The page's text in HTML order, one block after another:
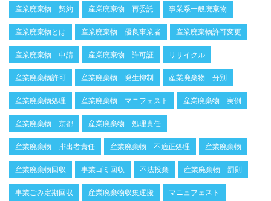
産業廃棄物 契約 産業廃棄物 再委託 事業系一般廃棄物
産業廃棄物とは 産業廃棄物 優良事業者 産業廃棄物許可変更
産業廃棄物 申請 産業廃棄物 許可証 リサイクル
産業廃棄物許可 産業廃棄物 発生抑制 産業廃棄物 分別
産業廃棄物処理 産業廃棄物 マニフェスト 産業廃棄物 実例
産業廃棄物 京都 産業廃棄物 処理責任
産業廃棄物 排出者責任 産業廃棄物 不適正処理 産業廃棄物
産業廃棄物回収 事業ゴミ回収 不法投棄 産業廃棄物 罰則
事業ごみ定期回収 産業廃棄物収集運搬 マニュフェスト